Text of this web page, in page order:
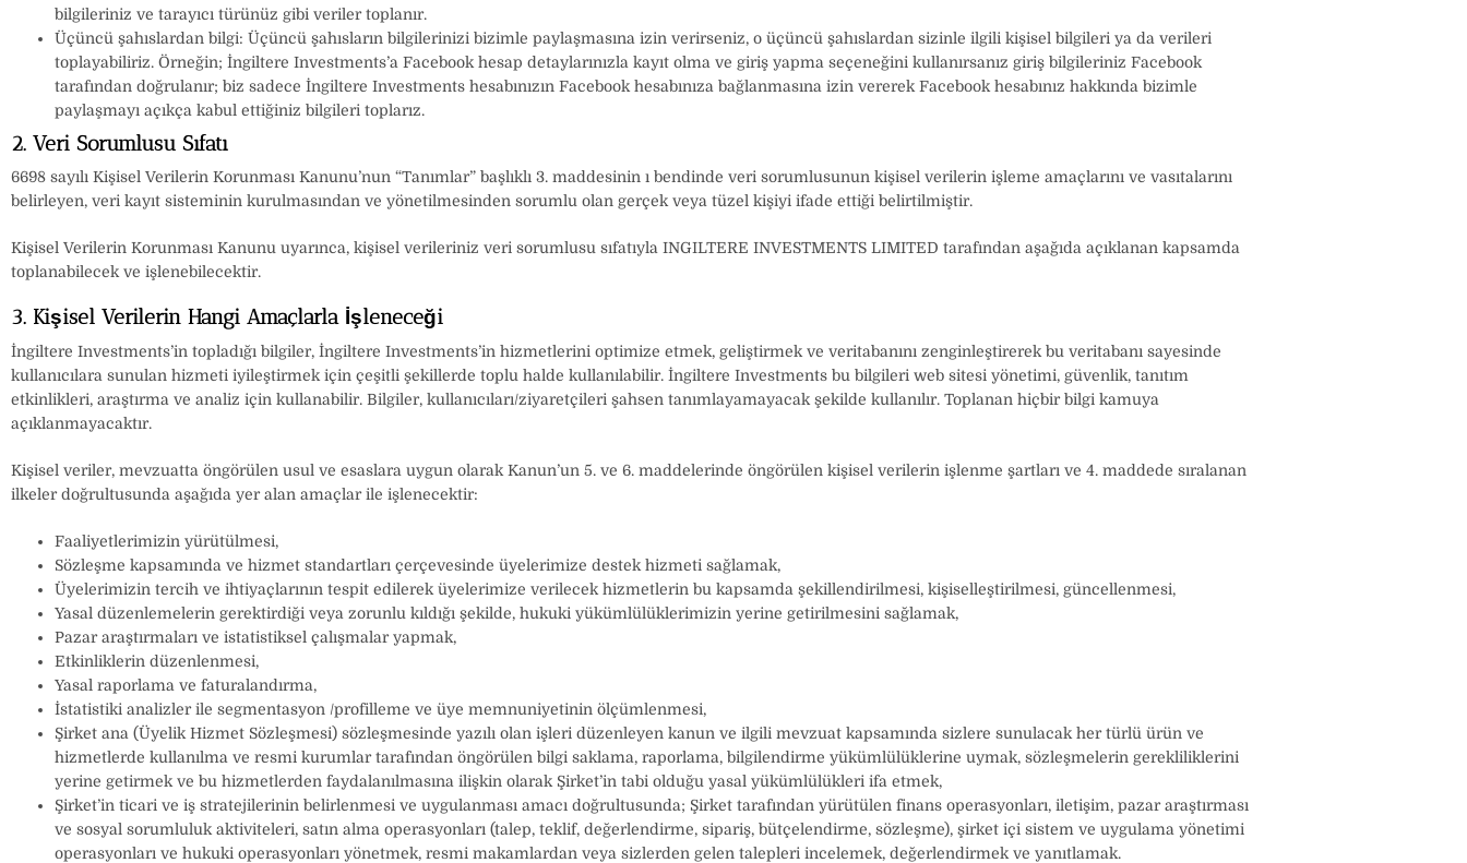
bilgileriniz ve tarayıcı türünüz gibi veriler toplanır.
Üçüncü şahıslardan bilgi: Üçüncü şahısların bilgilerinizi bizimle paylaşmasına izin verirseniz, o üçüncü şahıslardan sizinle ilgili kişisel bilgileri ya da verileri
toplayabiliriz. Örneğin; İngiltere Investments’a Facebook hesap detaylarınızla kayıt olma ve giriş yapma seçeneğini kullanırsanız giriş bilgileriniz Facebook
tarafından doğrulanır; biz sadece İngiltere Investments hesabınızın Facebook hesabınıza bağlanmasına izin vererek Facebook hesabınız hakkında bizimle
paylaşmayı açıkça kabul ettiğiniz bilgileri toplarız.
2. Veri Sorumlusu Sıfatı
6698 sayılı Kişisel Verilerin Korunması Kanunu’nun “Tanımlar” başlıklı 3. maddesinin ı bendinde veri sorumlusunun kişisel verilerin işleme amaçlarını ve vasıtalarını
belirleyen, veri kayıt sisteminin kurulmasından ve yönetilmesinden sorumlu olan gerçek veya tüzel kişiyi ifade ettiği belirtilmiştir.
Kişisel Verilerin Korunması Kanunu uyarınca, kişisel verileriniz veri sorumlusu sıfatıyla INGILTERE INVESTMENTS LIMITED tarafından aşağıda açıklanan kapsamda
toplanabilecek ve işlenebilecektir.
3. Kişisel Verilerin Hangi Amaçlarla İşleneceği
İngiltere Investments’in topladığı bilgiler, İngiltere Investments’in hizmetlerini optimize etmek, geliştirmek ve veritabanını zenginleştirerek bu veritabanı sayesinde
kullanıcılara sunulan hizmeti iyileştirmek için çeşitli şekillerde toplu halde kullanılabilir. İngiltere Investments bu bilgileri web sitesi yönetimi, güvenlik, tanıtım
etkinlikleri, araştırma ve analiz için kullanabilir. Bilgiler, kullanıcıları/ziyaretçileri şahsen tanımlayamayacak şekilde kullanılır. Toplanan hiçbir bilgi kamuya
açıklanmayacaktır.
Kişisel veriler, mevzuatta öngörülen usul ve esaslara uygun olarak Kanun’un 5. ve 6. maddelerinde öngörülen kişisel verilerin işlenme şartları ve 4. maddede sıralanan
ilkeler doğrultusunda aşağıda yer alan amaçlar ile işlenecektir:
Faaliyetlerimizin yürütülmesi,
Sözleşme kapsamında ve hizmet standartları çerçevesinde üyelerimize destek hizmeti sağlamak,
Üyelerimizin tercih ve ihtiyaçlarının tespit edilerek üyelerimize verilecek hizmetlerin bu kapsamda şekillendirilmesi, kişiselleştirilmesi, güncellenmesi,
Yasal düzenlemelerin gerektirdiği veya zorunlu kıldığı şekilde, hukuki yükümlülüklerimizin yerine getirilmesini sağlamak,
Pazar araştırmaları ve istatistiksel çalışmalar yapmak,
Etkinliklerin düzenlenmesi,
Yasal raporlama ve faturalandırma,
İstatistiki analizler ile segmentasyon /profilleme ve üye memnuniyetinin ölçümlenmesi,
Şirket ana (Üyelik Hizmet Sözleşmesi) sözleşmesinde yazılı olan işleri düzenleyen kanun ve ilgili mevzuat kapsamında sizlere sunulacak her türlü ürün ve
hizmetlerde kullanılma ve resmi kurumlar tarafından öngörülen bilgi saklama, raporlama, bilgilendirme yükümlülüklerine uymak, sözleşmelerin gerekliliklerini
yerine getirmek ve bu hizmetlerden faydalanılmasına ilişkin olarak Şirket’in tabi olduğu yasal yükümlülükleri ifa etmek,
Şirket’in ticari ve iş stratejilerinin belirlenmesi ve uygulanması amacı doğrultusunda; Şirket tarafından yürütülen finans operasyonları, iletişim, pazar araştırması
ve sosyal sorumluluk aktiviteleri, satın alma operasyonları (talep, teklif, değerlendirme, sipariş, bütçelendirme, sözleşme), şirket içi sistem ve uygulama yönetimi
operasyonları ve hukuki operasyonları yönetmek, resmi makamlardan veya sizlerden gelen talepleri incelemek, değerlendirmek ve yanıtlamak.